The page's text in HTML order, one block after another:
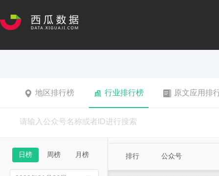
地区排行榜 行业排行榜 原文应用排
日榜 周榜 月榜 排行 公众号